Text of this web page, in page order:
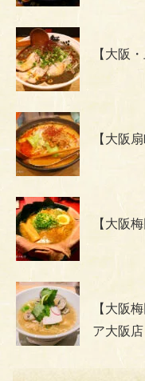
【大阪
【大阪
【大阪
【大阪
ア大阪店